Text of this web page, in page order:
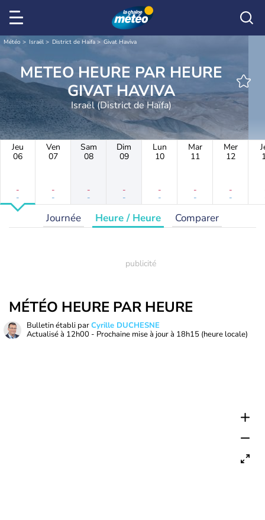
Météo Israël District de Haïfa Givat Haviva
METEO HEURE PAR HEURE
GIVAT HAVIVA
Israël (District de Haïfa)
Jeu
06
-
-
Ven
07
-
-
Sam
08
-
-
Dim
09
-
-
Lun
10
-
-
Mar
11
-
-
Mer
12
-
-
Journée Heure / Heure Comparer
MÉTÉO HEURE PAR HEURE
Bulletin établi parCyrille DUCHESNE
Actualisé à 12h00 - Prochaine mise à jour à 18h15 (heure locale)